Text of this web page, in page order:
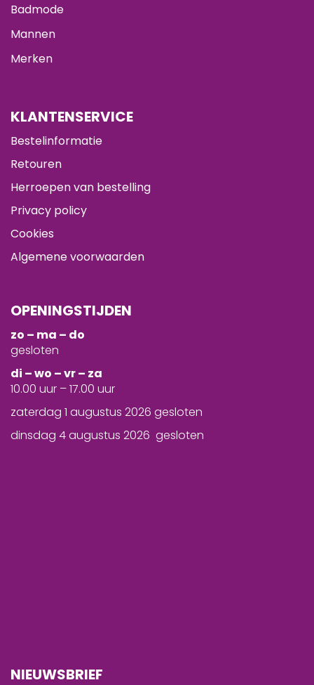
Badmode
Mannen
Merken
KLANTENSERVICE
Bestelinformatie
Retouren
Herroepen van bestelling
Privacy policy
Cookies
Algemene voorwaarden
OPENINGSTIJDEN
zo – ma – do
gesloten
di – wo – vr – za
10.00 uur – 17.00 uur
zaterdag 1 augustus 2026 gesloten
dinsdag 4 augustus 2026 gesloten
NIEUWSBRIEF